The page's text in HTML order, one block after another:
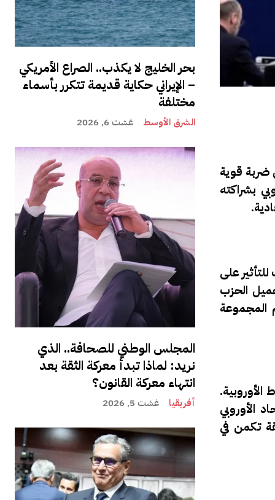
بحر الخليج لا يكذب.. الصراع الأمريكي
– الإيراني حكاية قديمة تتكرر بأسماء
مختلفة
الشرق الأوسط غشت 6, 2026
المجلس الوطني للصحافة.. الذي
نريد: لماذا تبدأ معركة الثقة بعد
انتهاء معركة القانون؟
أفريقيا غشت 5, 2026
ضربة قوية
بشراكته
على
الحزب
المجموعة
الأوروبي
تكمن في